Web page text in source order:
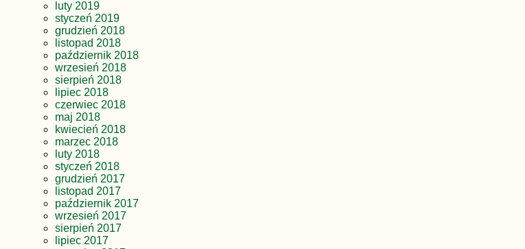
luty 2019
styczeń 2019
grudzień 2018
listopad 2018
październik 2018
wrzesień 2018
sierpień 2018
lipiec 2018
czerwiec 2018
maj 2018
kwiecień 2018
marzec 2018
luty 2018
styczeń 2018
grudzień 2017
listopad 2017
październik 2017
wrzesień 2017
sierpień 2017
lipiec 2017